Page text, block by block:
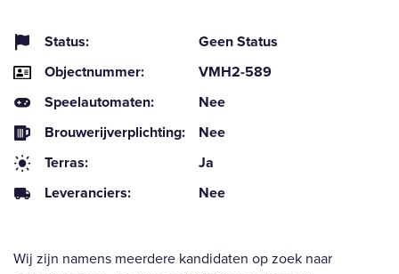
Status:
Geen Status
Objectnummer:
VMH2-589
Speelautomaten:
Nee
Brouwerijverplichting:
Nee
Terras:
Ja
Leveranciers:
Nee
Wij zijn namens meerdere kandidaten op zoek naar